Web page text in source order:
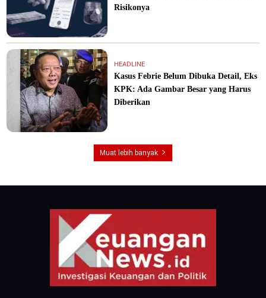
Risikonya
HEADLINE
Kasus Febrie Belum Dibuka Detail, Eks
KPK: Ada Gambar Besar yang Harus
Diberikan
Muat lebih banyak